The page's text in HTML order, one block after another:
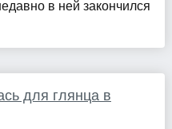
в ней закончился
для глянца в